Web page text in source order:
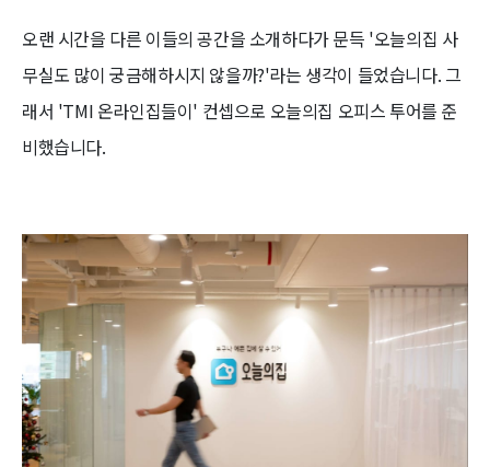
오랜 시간을 다른 이들의 공간을 소개하다가 문득 '오늘의집 사
무실도 많이 궁금해하시지 않을까?'라는 생각이 들었습니다. 그
래서 'TMI 온라인집들이' 컨셉으로 오늘의집 오피스 투어를 준
비했습니다.